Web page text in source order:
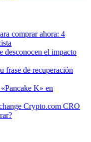
comprar ahora: 4
desconocen el impacto
frase de recuperación
K» en
Crypto.com CRO